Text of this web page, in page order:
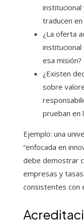
traducen
¿La oferta
esa misión?
¿Existen
sobre
prueban en
Ejemplo: una
“enfocada en
debe demostrar
empresas y
consistentes con